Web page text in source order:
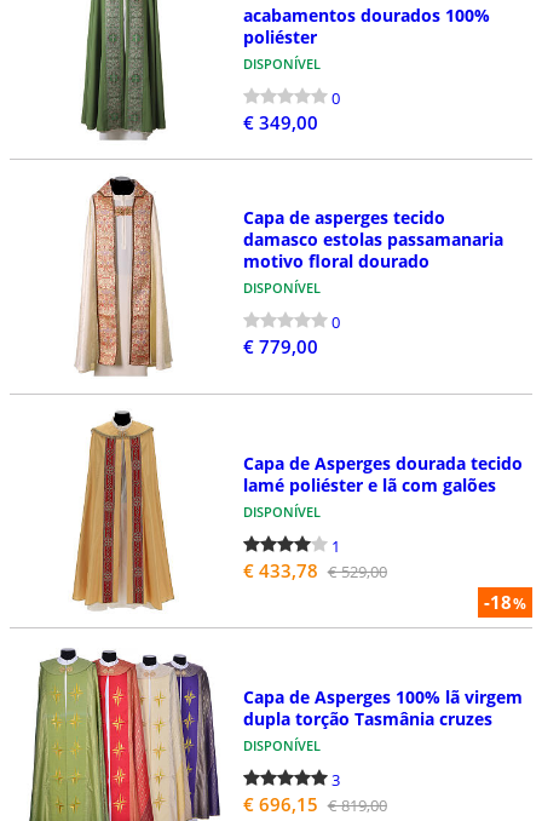
acabamentos dourados 100%
poliéster
DISPONÍVEL
0
€ 349,00
Capa de asperges tecido
damasco estolas passamanaria
motivo floral dourado
DISPONÍVEL
0
€ 779,00
-18%
Capa de Asperges dourada tecido
lamé poliéster e lã com galões
DISPONÍVEL
1
€ 433,78 € 529,00
Capa de Asperges 100% lã virgem
dupla torção Tasmânia cruzes
DISPONÍVEL
3
€ 696,15 € 819,00